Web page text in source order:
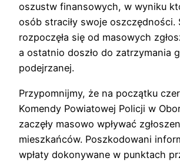
oszustw finansowych, w wyniku
osób straciły swoje oszczędności.
rozpoczęła się od masowych
a ostatnio doszło do zatrzymania
podejrzanej.
Przypomnijmy, że na początku
Komendy Powiatowej Policji w
zaczęły masowo wpływać
mieszkańców. Poszkodowani
wpłaty dokonywane w punktach